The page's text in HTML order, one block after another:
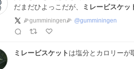
だまだひよっこだが、
ミレービスケッ
🌽gumminingen🌽 @gumminingen
ミレービスケット は塩分とカロリーが